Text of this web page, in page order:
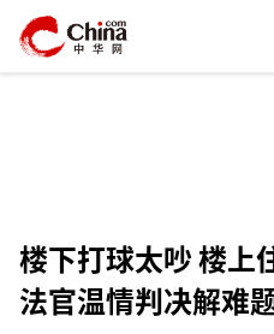
楼下打球太吵 楼上
法官温情判决解难